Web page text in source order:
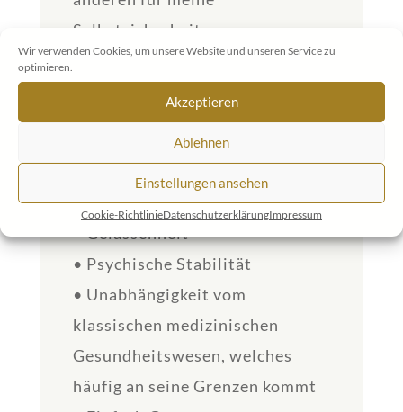
Wir verwenden Cookies, um unsere Website und unseren Service zu
optimieren.
Akzeptieren
Ablehnen
Einstellungen ansehen
Cookie-RichtlinieDatenschutzerklärungImpressum
Selbstsicherheit
• Die Erkenntnis der Wichtigkeit
3. Ich habe vom Kurs
erwartet:
• Mehr Gesundheit
• Gelassenheit
• Psychische Stabilität
• Unabhängigkeit vom
klassischen medizinischen
Gesundheitswesen, welches
häufig an seine Grenzen kommt